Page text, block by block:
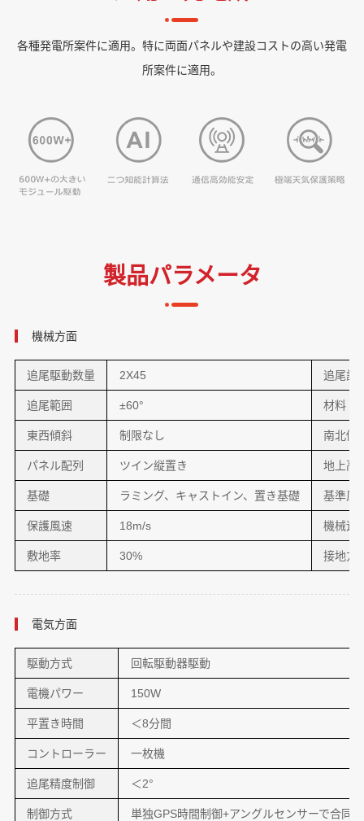
各種発電所案件に適用。特に両面パネルや建設コストの高い発電
所案件に適用。
製品パラメータ
機械方面
追尾駆動数量 2X45 追尾設
追尾範囲 ±60° 材料
東西傾斜 制限なし 南北傾
パネル配列 ツイン縦置き 地上高
基礎 ラミング、キャストイン、置き基礎 基準風
保護風速 18m/s 機械追
敷地率 30% 接地方
電気方面
駆動方式 回転駆動器駆動
電機パワー 150W
平置き時間 ＜8分間
コントローラー 一枚機
追尾精度制御 ＜2°
制御方式 単独GPS時間制御+アングルセンサーで合同